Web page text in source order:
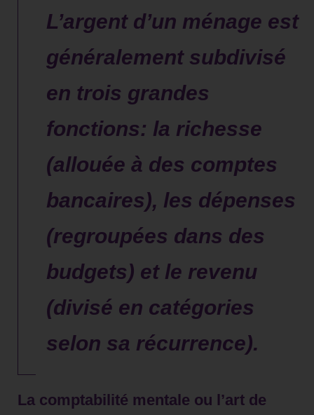
L’argent d’un ménage est
généralement subdivisé
en trois grandes
fonctions: la richesse
(allouée à des comptes
bancaires), les dépenses
(regroupées dans des
budgets) et le revenu
(divisé en catégories
selon sa récurrence).
La comptabilité mentale ou l’art de